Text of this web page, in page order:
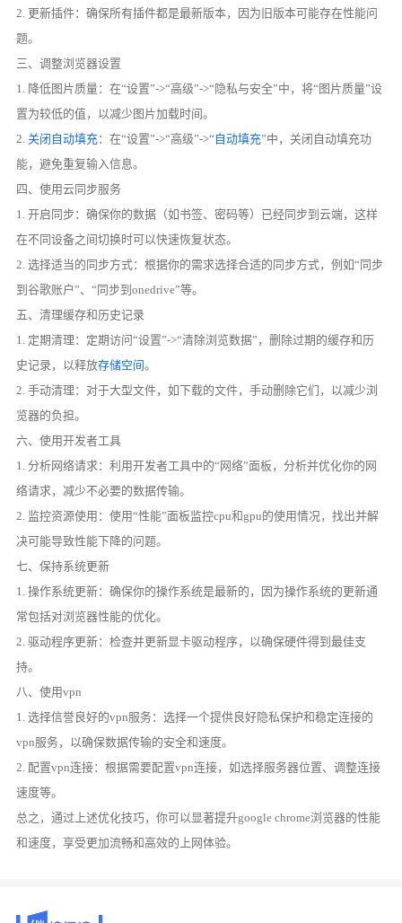
2. 更新插件：确保所有插件都是最新版本，因为旧版本可能存在性能问
题。
三、调整浏览器设置
1. 降低图片质量：在“设置”->“高级”->“隐私与安全”中，将“图片质量”设
置为较低的值，以减少图片加载时间。
2.关闭自动填充：在“设置”->“高级”->“ 自动填充”中，关闭自动填充功
能，避免重复输入信息。
四、使用云同步服务
1. 开启同步：确保你的数据（如书签、密码等）已经同步到云端，这样
在不同设备之间切换时可以快速恢复状态。
2. 选择适当的同步方式：根据你的需求选择合适的同步方式，例如“同步
到谷歌账户”、“同步到onedrive”等。
五、清理缓存和历史记录
1. 定期清理：定期访问“设置”->“清除浏览数据”，删除过期的缓存和历
史记录，以释放存储空间。
2. 手动清理：对于大型文件，如下载的文件，手动删除它们，以减少浏
览器的负担。
六、使用开发者工具
1. 分析网络请求：利用开发者工具中的“网络”面板，分析并优化你的网
络请求，减少不必要的数据传输。
2. 监控资源使用：使用“性能”面板监控cpu和gpu的使用情况，找出并解
决可能导致性能下降的问题。
七、保持系统更新
1. 操作系统更新：确保你的操作系统是最新的，因为操作系统的更新通
常包括对浏览器性能的优化。
2. 驱动程序更新：检查并更新显卡驱动程序，以确保硬件得到最佳支
持。
八、使用vpn
1. 选择信誉良好的vpn服务：选择一个提供良好隐私保护和稳定连接的
vpn服务，以确保数据传输的安全和速度。
2. 配置vpn连接：根据需要配置vpn连接，如选择服务器位置、调整连接
速度等。
总之，通过上述优化技巧，你可以显著提升google chrome浏览器的性能
和速度，享受更加流畅和高效的上网体验。